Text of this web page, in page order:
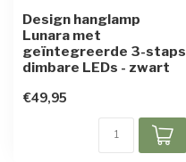
Design hanglamp
Lunara met
geïntegreerde 3-staps
dimbare LEDs - zwart
€49,95